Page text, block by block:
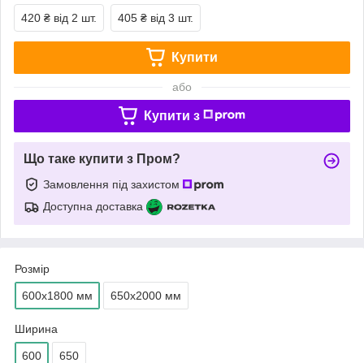
420 ₴ від 2 шт. 405 ₴ від 3 шт.
Купити
або
Купити з
Що таке купити з Пром?
Замовлення під захистом
Доступна доставка
Розмір
600х1800 мм 650х2000 мм
Ширина
600 650